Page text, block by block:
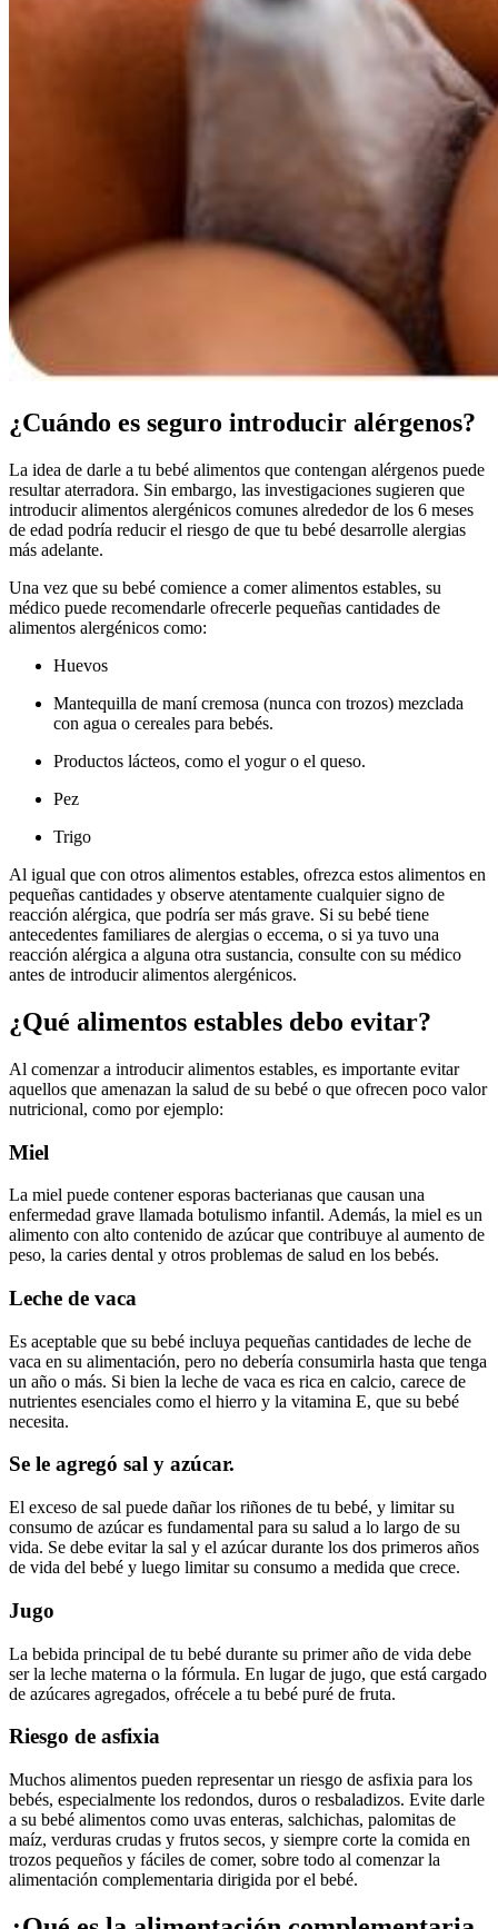
¿Cuándo es seguro introducir alérgenos?
La idea de darle a tu bebé alimentos que contengan alérgenos puede
resultar aterradora. Sin embargo, las investigaciones sugieren que
introducir alimentos alergénicos comunes alrededor de los 6 meses
de edad podría reducir el riesgo de que tu bebé desarrolle alergias
más adelante.
Una vez que su bebé comience a comer alimentos estables, su
médico puede recomendarle ofrecerle pequeñas cantidades de
alimentos alergénicos como:
Huevos
Mantequilla de maní cremosa (nunca con trozos) mezclada
con agua o cereales para bebés.
Productos lácteos, como el yogur o el queso.
Pez
Trigo
Al igual que con otros alimentos estables, ofrezca estos alimentos en
pequeñas cantidades y observe atentamente cualquier signo de
reacción alérgica, que podría ser más grave. Si su bebé tiene
antecedentes familiares de alergias o eccema, o si ya tuvo una
reacción alérgica a alguna otra sustancia, consulte con su médico
antes de introducir alimentos alergénicos.
¿Qué alimentos estables debo evitar?
Al comenzar a introducir alimentos estables, es importante evitar
aquellos que amenazan la salud de su bebé o que ofrecen poco valor
nutricional, como por ejemplo:
Miel
La miel puede contener esporas bacterianas que causan una
enfermedad grave llamada botulismo infantil. Además, la miel es un
alimento con alto contenido de azúcar que contribuye al aumento de
peso, la caries dental y otros problemas de salud en los bebés.
Leche de vaca
Es aceptable que su bebé incluya pequeñas cantidades de leche de
vaca en su alimentación, pero no debería consumirla hasta que tenga
un año o más. Si bien la leche de vaca es rica en calcio, carece de
nutrientes esenciales como el hierro y la vitamina E, que su bebé
necesita.
Se le agregó sal y azúcar.
El exceso de sal puede dañar los riñones de tu bebé, y limitar su
consumo de azúcar es fundamental para su salud a lo largo de su
vida. Se debe evitar la sal y el azúcar durante los dos primeros años
de vida del bebé y luego limitar su consumo a medida que crece.
Jugo
La bebida principal de tu bebé durante su primer año de vida debe
ser la leche materna o la fórmula. En lugar de jugo, que está cargado
de azúcares agregados, ofrécele a tu bebé puré de fruta.
Riesgo de asfixia
Muchos alimentos pueden representar un riesgo de asfixia para los
bebés, especialmente los redondos, duros o resbaladizos. Evite darle
a su bebé alimentos como uvas enteras, salchichas, palomitas de
maíz, verduras crudas y frutos secos, y siempre corte la comida en
trozos pequeños y fáciles de comer, sobre todo al comenzar la
alimentación complementaria dirigida por el bebé.